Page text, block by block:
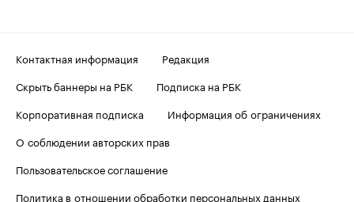
Контактная информация
Редакция
Скрыть баннеры на РБК
Подписка на РБК
Корпоративная подписка
Информация об ограничениях
О соблюдении авторских прав
Пользовательское соглашение
Политика в отношении обработки персональных данных